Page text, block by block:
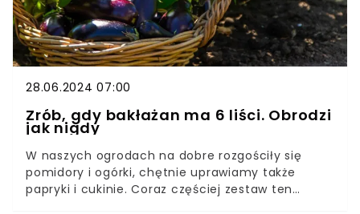
28.06.2024 07:00
Zrób, gdy bakłażan ma 6 liści. Obrodzi
jak nigdy
W naszych ogrodach na dobre rozgościły się
pomidory i ogórki, chętnie uprawiamy także
papryki i cukinie. Coraz częściej zestaw ten